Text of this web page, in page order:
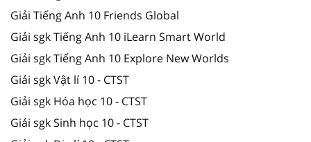
Giải Tiếng Anh 10 Friends Global
Giải sgk Tiếng Anh 10 iLearn Smart World
Giải sgk Tiếng Anh 10 Explore New Worlds
Giải sgk Vật lí 10 - CTST
Giải sgk Hóa học 10 - CTST
Giải sgk Sinh học 10 - CTST